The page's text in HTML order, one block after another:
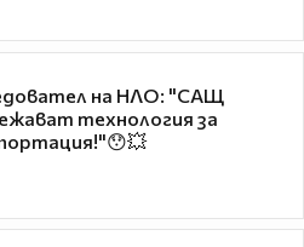
на НЛО: "САЩ
технология за